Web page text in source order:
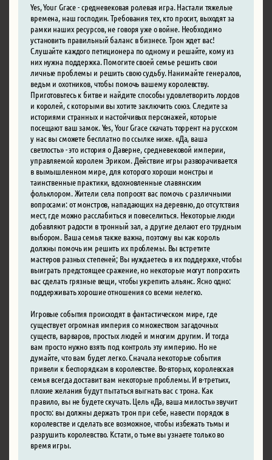
Yes, Your Grace - средневековая ролевая игра. Настали тяжелые
времена, наш господин. Требования тех, кто просит, выходят за
рамки наших ресурсов, не говоря уже о войне. Необходимо
установить правильный баланс в бизнесе. Трон ждет вас!
Слушайте каждого петиционера по одному и решайте, кому из
них нужна поддержка. Помогите своей семье решить свои
личные проблемы и решить свою судьбу. Нанимайте генералов,
ведьм и охотников, чтобы помочь вашему королевству.
Приготовьтесь к битве и найдите способы удовлетворить лордов
и королей, с которыми вы хотите заключить союз. Следите за
историями странных и настойчивых персонажей, которые
посещают ваш замок. Yes, Your Grace скачать торрент на русском
у нас вы сможете бесплатно по ссылке ниже. «Да, ваша
светлость» - это история о Даверне, средневековой империи,
управляемой королем Эриком. Действие игры разворачивается
в вымышленном мире, для которого хороши монстры и
таинственные практики, вдохновленные славянским
фольклором. Жители села попросят вас помочь с различными
вопросами: от монстров, нападающих на деревню, до отсутствия
мест, где можно расслабиться и повеселиться. Некоторые люди
добавляют радости в тронный зал, а другие делают его трудным
выбором. Ваша семья также важна, поэтому вы как король
должны помочь им решить их проблемы. Вы встретите
мастеров разных степеней; Вы нуждаетесь в их поддержке, чтобы
выиграть предстоящее сражение, но некоторые могут попросить
вас сделать грязные вещи, чтобы укрепить альянс. Ясно одно:
поддерживать хорошие отношения со всеми нелегко.
Игровые события происходят в фантастическом мире, где
существует огромная империя со множеством загадочных
существ, варваров, простых людей и многим другим. И тогда
вам просто нужно взять под контроль эту империю. Но не
думайте, что вам будет легко. Сначала некоторые события
привели к беспорядкам в королевстве. Во-вторых, королевская
семья всегда доставит вам некоторые проблемы. И в-третьих,
плохие желания будут пытаться выгнать вас с трона. Как
правило, вы не будете скучать. Цель «Да, ваша милость» звучит
просто: вы должны держать трон при себе, навести порядок в
королевстве и сделать все возможное, чтобы избежать тьмы и
разрушить королевство. Кстати, о тьме вы узнаете только во
время игры.